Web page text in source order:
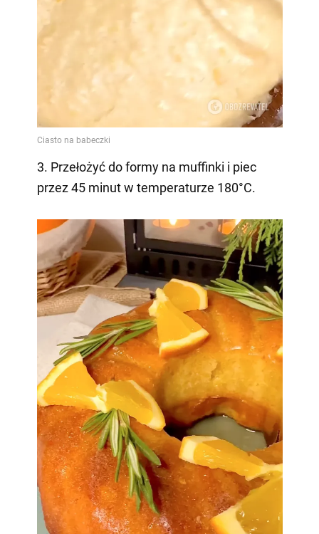
3. Przełożyć do formy na muffinki i piec
przez 45 minut w temperaturze 180°C.